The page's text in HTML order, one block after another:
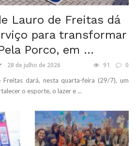
Lauro de Freitas dá
para transformar
Porco, em ...
28 de julho de 2026 91 0
dará, nesta quarta-feira (29/7), um
o esporte, o lazer e ...